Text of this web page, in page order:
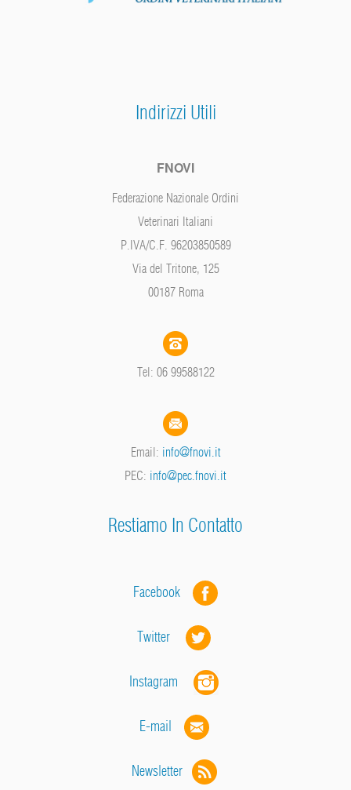
Indirizzi Utili
FNOVI
Federazione Nazionale Ordini
Veterinari Italiani
P.IVA/C.F. 96203850589
Via del Tritone, 125
00187 Roma
Tel: 06 99588122
Email: info@fnovi.it
PEC: info@pec.fnovi.it
Restiamo In Contatto
Facebook
Twitter
Instagram
E-mail
Newsletter